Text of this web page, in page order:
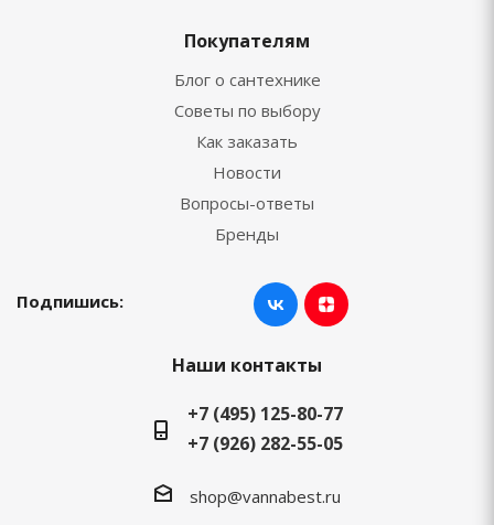
Покупателям
Блог о сантехнике
Советы по выбору
Как заказать
Новости
Вопросы-ответы
Бренды
Подпишись:
Наши контакты
+7 (495) 125-80-77
+7 (926) 282-55-05
shop@vannabest.ru